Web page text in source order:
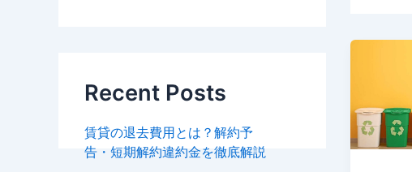
Recent Posts
賃貸の退去費用とは？解約予
告・短期解約違約金を徹底解説